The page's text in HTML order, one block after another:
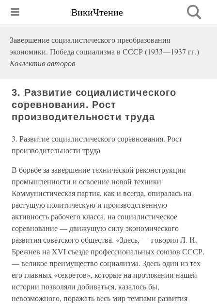
ВикиЧтение
Завершение социалистического преобразования
экономики. Победа социализма в СССР (1933—1937 гг.)
Коллектив авторов
3. Развитие социалистического
соревнования. Рост
производительности труда
3. Развитие социалистического соревнования. Рост
производительности труда
В борьбе за завершение технической реконструкции
промышленности и освоение новой техники
Коммунистическая партия, как и всегда, опиралась на
растущую политическую и производственную
активность рабочего класса, на социалистическое
соревнование — движущую силу экономического
развития советского общества. «Здесь, — говорил Л. И.
Брежнев на XVI съезде профессиональных союзов СССР,
— великое преимущество социализма. Здесь один из тех
его главных «секретов», которые на протяжении нашей
истории позволяли добиваться, казалось бы,
невозможного, поражать весь мир темпами развития